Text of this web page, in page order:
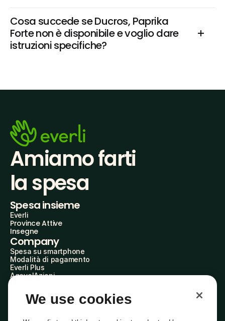
Cosa succede se Ducros, Paprika
Forte non è disponibile e voglio dare
istruzioni specifiche?
Amiamo farti
la spesa
Spesa insieme
Everli
Province Attive
Insegne
Company
Spesa su smartphone
Modalità di pagamento
Everli Plus
AgevolAzioni
Everli Shoppers
Scopri chi siamo
We use cookies